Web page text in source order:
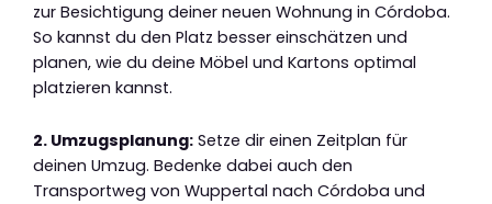
zur Besichtigung deiner neuen Wohnung in Córdoba.
So kannst du den Platz besser einschätzen und
planen, wie du deine Möbel und Kartons optimal
platzieren kannst.
2. Umzugsplanung: Setze dir einen Zeitplan für
deinen Umzug. Bedenke dabei auch den
Transportweg von Wuppertal nach Córdoba und